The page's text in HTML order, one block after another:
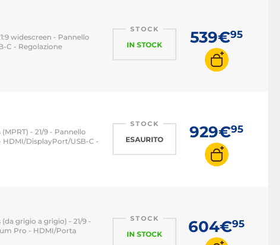
widescreen - Pannello
C - Regolazione
STOCK
IN STOCK 539€95
- 21/9 - Pannello
DisplayPort/USB-C -
STOCK
ESAURITO 929€95
grigio a grigio) - 21/9 -
Pro - HDMI/Porta
STOCK
IN STOCK 604€95